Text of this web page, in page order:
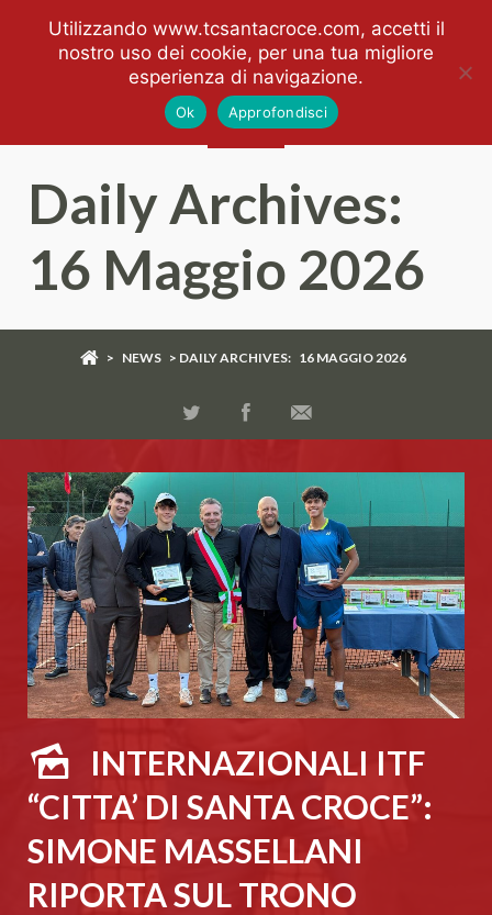
Daily Archives:
16 Maggio 2026
> NEWS > DAILY ARCHIVES: 16 MAGGIO 2026
INTERNAZIONALI ITF
“CITTA’ DI SANTA CROCE”:
SIMONE MASSELLANI
RIPORTA SUL TRONO
Utilizzando www.tcsantacroce.com, accetti il
nostro uso dei cookie, per una tua migliore
esperienza di navigazione.
Ok Approfondisci